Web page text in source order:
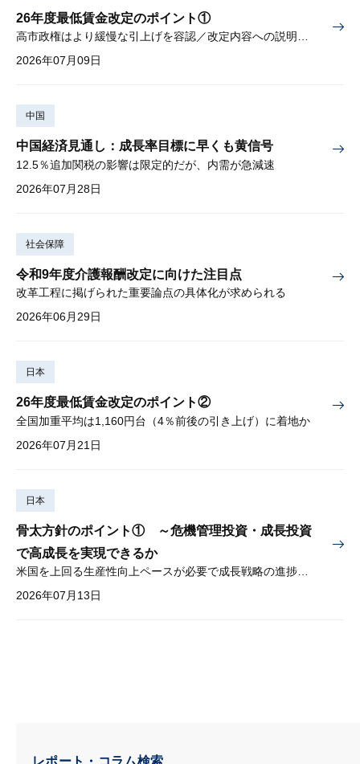
26年度最低賃金改定のポイント①
高市政権はより緩慢な引上げを容認／改定内容への説明責任が焦点
2026年07月09日
中国
中国経済見通し：成長率目標に早くも黄信号
12.5％追加関税の影響は限定的だが、内需が急減速
2026年07月28日
社会保障
令和9年度介護報酬改定に向けた注目点
改革工程に掲げられた重要論点の具体化が求められる
2026年06月29日
日本
26年度最低賃金改定のポイント②
全国加重平均は1,160円台（4％前後の引き上げ）に着地か
2026年07月21日
日本
骨太方針のポイント① ～危機管理投資・成長投資
で高成長を実現できるか
米国を上回る生産性向上ペースが必要で成長戦略の進捗管理も課題
2026年07月13日
レポート・コラム検索